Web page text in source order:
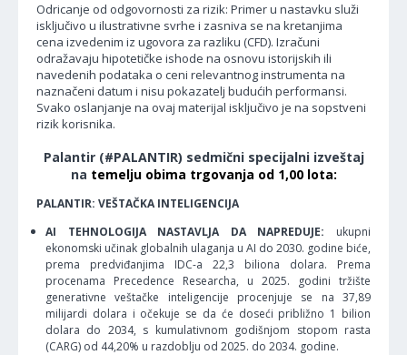
Odricanje od odgovornosti za rizik: Primer u nastavku služi
isključivo u ilustrativne svrhe i zasniva se na kretanjima
cena izvedenim iz ugovora za razliku (CFD). Izračuni
odražavaju hipotetičke ishode na osnovu istorijskih ili
navedenih podataka o ceni relevantnog instrumenta na
naznačeni datum i nisu pokazatelj budućih performansi.
Svako oslanjanje na ovaj materijal isključivo je na sopstveni
rizik korisnika.
Palantir (#PALANTIR) sedmični specijalni izveštaj
na temelju obima trgovanja od 1,00 lota:
PALANTIR: VEŠTAČKA INTELIGENCIJA
AI TEHNOLOGIJA NASTAVLJA DA NAPREDUJE: ukupni
ekonomski učinak globalnih ulaganja u AI do 2030. godine biće,
prema predviđanjima IDC-a 22,3 biliona dolara. Prema
procenama Precedence Researcha, u 2025. godini tržište
generativne veštačke inteligencije procenjuje se na 37,89
milijardi dolara i očekuje se da će doseći približno 1 bilion
dolara do 2034, s kumulativnom godišnjom stopom rasta
(CARG) od 44,20% u razdoblju od 2025. do 2034. godine.